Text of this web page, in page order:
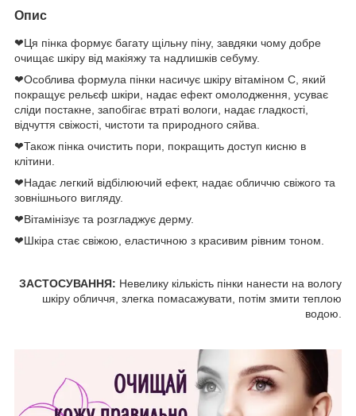
Опис
❤Ця пінка формує багату щільну піну, завдяки чому добре
очищає шкіру від макіяжу та надлишків себуму.
❤Особлива формула пінки насичує шкіру вітаміном С, який
покращує рельєф шкіри, надає ефект омолодження, усуває
сліди постакне, запобігає втраті вологи, надає гладкості,
відчуття свіжості, чистоти та природного сяйва.
❤Також пінка очистить пори, покращить доступ кисню в
клітини.
❤Надає легкий відбілюючий ефект, надає обличчю свіжого та
зовнішнього вигляду.
❤Вітамінізує та розгладжує дерму.
❤Шкіра стає свіжою, еластичною з красивим рівним тоном.
ЗАСТОСУВАННЯ: Невелику кількість пінки нанести на вологу
шкіру обличчя, злегка помасажувати, потім змити теплою
водою.